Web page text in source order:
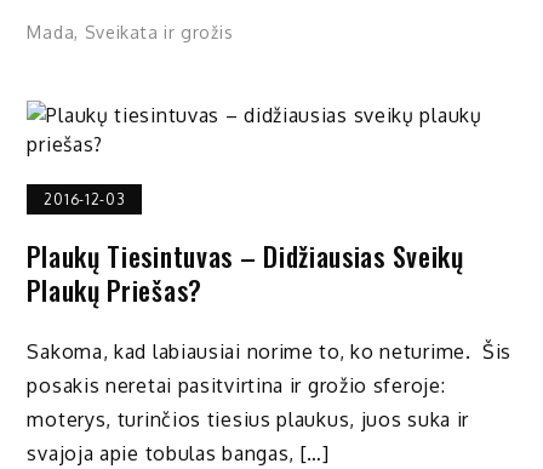
Mada, Sveikata ir grožis
2016-12-03
Plaukų Tiesintuvas – Didžiausias Sveikų
Plaukų Priešas?
Sakoma, kad labiausiai norime to, ko neturime. Šis
posakis neretai pasitvirtina ir grožio sferoje:
moterys, turinčios tiesius plaukus, juos suka ir
svajoja apie tobulas bangas, […]